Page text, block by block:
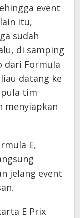
event
itu,
sudah
di samping
dari Formula
datang ke
tim
menyiapkan
E,
jelang event
E Prix